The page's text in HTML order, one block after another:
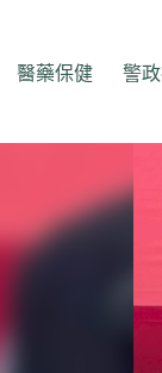
醫藥保健 警